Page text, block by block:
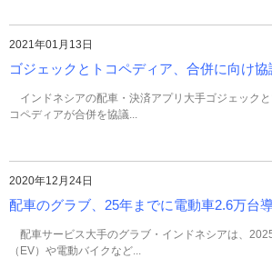
2021年01月13日
ゴジェックとトコペディア、合併に向け協
インドネシアの配車・決済アプリ大手ゴジェック
コペディアが合併を協議...
2020年12月24日
配車のグラブ、25年までに電動車2.6万台
配車サービス大手のグラブ・インドネシアは、
（EV）や電動バイクなど...